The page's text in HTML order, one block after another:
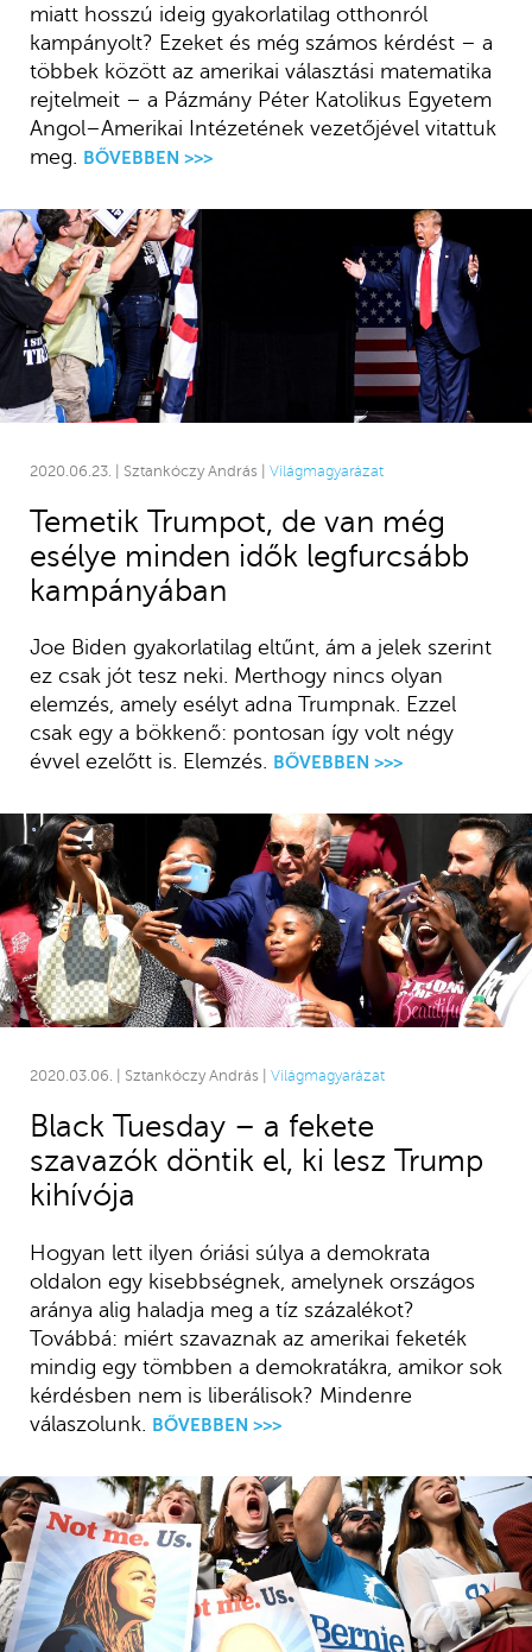
miatt hosszú ideig gyakorlatilag otthonról
kampányolt? Ezeket és még számos kérdést – a
többek között az amerikai választási matematika
rejtelmeit – a Pázmány Péter Katolikus Egyetem
Angol–Amerikai Intézetének vezetőjével vitattuk
meg.
BŐVEBBEN >>>
2020.06.23. | Sztankóczy András | Világmagyarázat
Temetik Trumpot, de van még
esélye minden idők legfurcsább
kampányában
Joe Biden gyakorlatilag eltűnt, ám a jelek szerint
ez csak jót tesz neki. Merthogy nincs olyan
elemzés, amely esélyt adna Trumpnak. Ezzel
csak egy a bökkenő: pontosan így volt négy
évvel ezelőtt is. Elemzés. BŐVEBBEN >>>
2020.03.06. | Sztankóczy András | Világmagyarázat
Black Tuesday – a fekete
szavazók döntik el, ki lesz Trump
kihívója
Hogyan lett ilyen óriási súlya a demokrata
oldalon egy kisebbségnek, amelynek országos
aránya alig haladja meg a tíz százalékot?
Továbbá: miért szavaznak az amerikai feketék
mindig egy tömbben a demokratákra, amikor sok
kérdésben nem is liberálisok? Mindenre
válaszolunk. BŐVEBBEN >>>